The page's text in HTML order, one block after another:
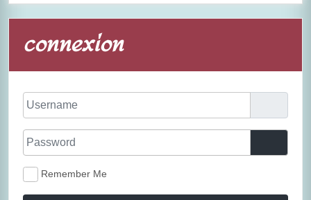
connexion
Username
Password
Remember Me